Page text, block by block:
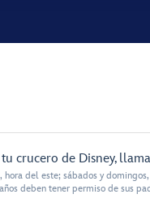
crucero de Disney,
del este; sábados y
deben tener permiso de sus